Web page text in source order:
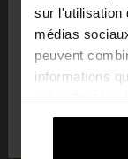
sur l'utilisation
médias
peuvent
informations
services.
Vous accédez
parcourir